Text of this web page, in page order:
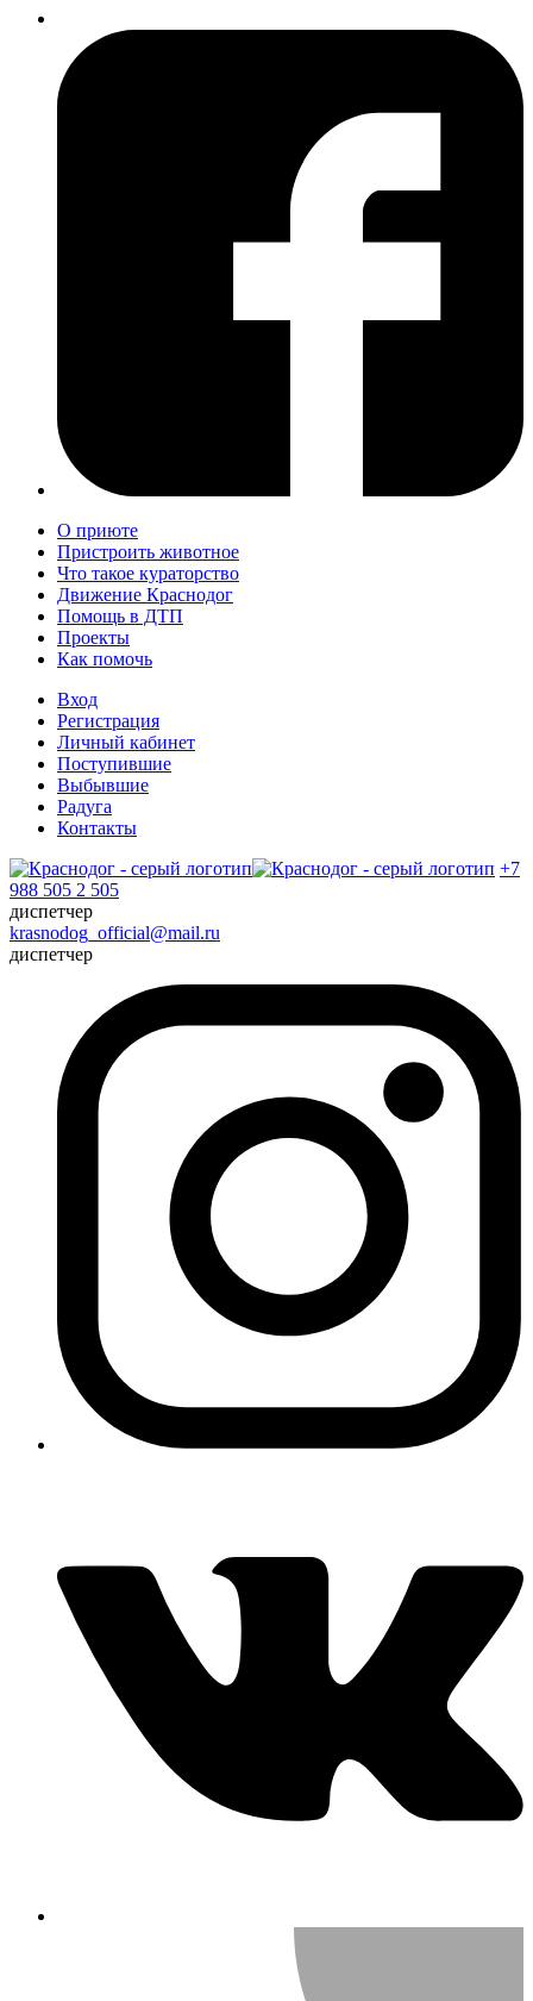
О приюте
Пристроить животное
Что такое кураторство
Движение Краснодог
Помощь в ДТП
Проекты
Как помочь
Вход
Регистрация
Личный кабинет
Поступившие
Выбывшие
Радуга
Контакты
+7
988 505 2 505
диспетчер
krasnodog_official@mail.ru
диспетчер